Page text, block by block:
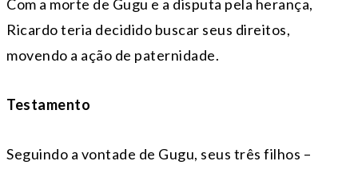
Com a morte de Gugu e a disputa pela herança,
Ricardo teria decidido buscar seus direitos,
movendo a ação de paternidade.
Testamento
Seguindo a vontade de Gugu, seus três filhos –